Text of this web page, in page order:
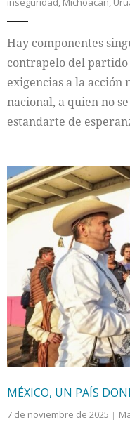
Hay componentes
contrapelo del
exigencias a la acción
nacional, a quien no
estandarte de
MÉXICO, UN PAÍS
7 de noviembre de 2025